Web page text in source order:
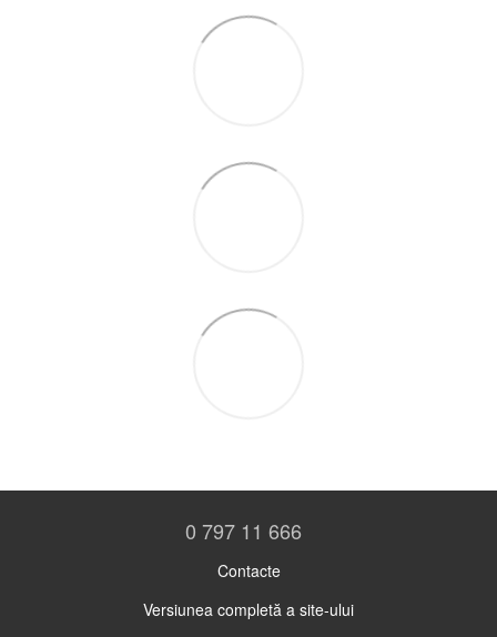
0 797 11 666
Contacte
Versiunea completă a site-ului